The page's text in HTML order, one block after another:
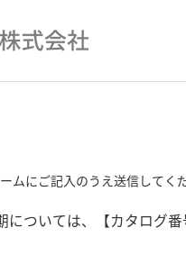
ムにご記入のうえ送信してく
については、【カタログ